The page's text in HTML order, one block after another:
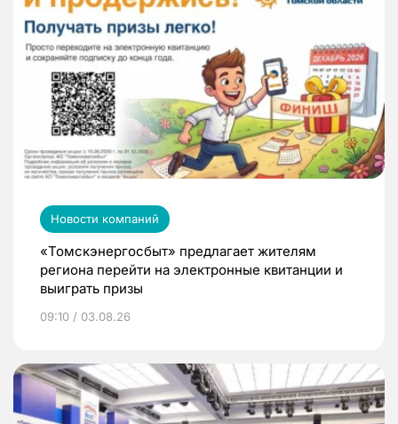
Новости компаний
«Томскэнергосбыт» предлагает жителям
региона перейти на электронные квитанции и
выиграть призы
09:10 / 03.08.26